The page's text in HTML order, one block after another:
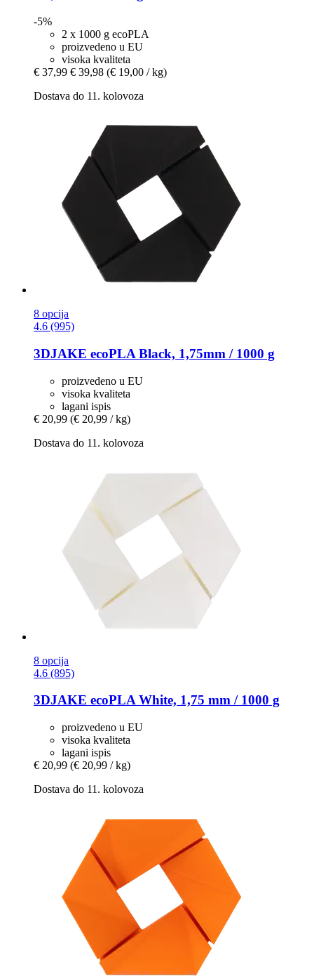
-5%
2 x 1000 g ecoPLA
proizvedeno u EU
visoka kvaliteta
€ 37,99 € 39,98 (€ 19,00 / kg)
Dostava do 11. kolovoza
8 opcija
4.6 (995)
3DJAKE ecoPLA Black, 1,75mm / 1000 g
proizvedeno u EU
visoka kvaliteta
lagani ispis
€ 20,99 (€ 20,99 / kg)
Dostava do 11. kolovoza
8 opcija
4.6 (895)
3DJAKE ecoPLA White, 1,75 mm / 1000 g
proizvedeno u EU
visoka kvaliteta
lagani ispis
€ 20,99 (€ 20,99 / kg)
Dostava do 11. kolovoza